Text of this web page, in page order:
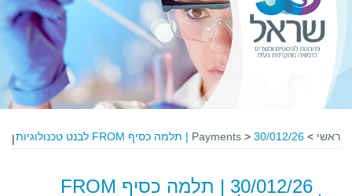
ראשי >
Payments > 30/012/26 | תלמה כסיף FROM לבנט טכנולוגיות |
30/012/26 | תלמה כסיף FROM